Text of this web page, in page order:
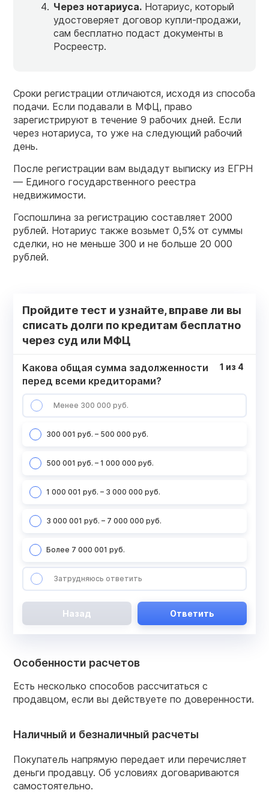
Через нотариуса. Нотариус, который
удостоверяет договор купли-продажи,
сам бесплатно подаст документы в
Росреестр.
Сроки регистрации отличаются, исходя из способа
подачи. Если подавали в МФЦ, право
зарегистрируют в течение 9 рабочих дней. Если
через нотариуса, то уже на следующий рабочий
день.
После регистрации вам выдадут выписку из ЕГРН
— Единого государственного реестра
недвижимости.
Госпошлина за регистрацию составляет 2000
рублей. Нотариус также возьмет 0,5% от суммы
сделки, но не меньше 300 и не больше 20 000
рублей.
Пройдите тест и узнайте, вправе ли вы
списать долги по кредитам бесплатно
через суд или МФЦ
Какова общая сумма задолженности
перед всеми кредиторами?
Менее 300 000 руб.
300 001 руб. – 500 000 руб.
500 001 руб. – 1 000 000 руб.
1 000 001 руб. – 3 000 000 руб.
3 000 001 руб. – 7 000 000 руб.
Более 7 000 001 руб.
Затрудняюсь ответить
1 из 4
Назад Ответить
Особенности расчетов
Есть несколько способов рассчитаться с
продавцом, если вы действуете по доверенности.
Наличный и безналичный расчеты
Покупатель напрямую передает или перечисляет
деньги продавцу. Об условиях договариваются
самостоятельно.